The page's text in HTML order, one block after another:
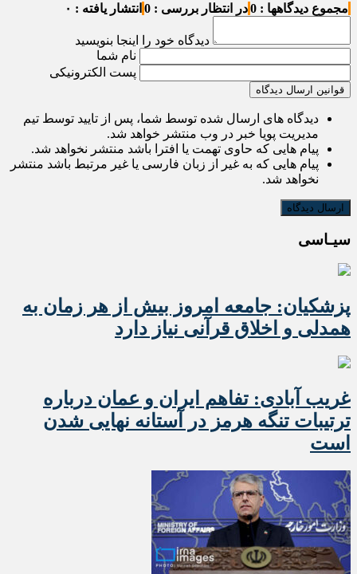
مجموع دیدگاهها : 0 در انتظار بررسی : 0 انتشار یافته : ۰
دیدگاه خود را اینجا بنویسید
نام شما
پست الکترونیکی
قوانین ارسال دیدگاه
دیدگاه های ارسال شده توسط شما، پس از تایید توسط تیم
مدیریت پویا خبر در وب منتشر خواهد شد.
پیام هایی که حاوی تهمت یا افترا باشد منتشر نخواهد شد.
پیام هایی که به غیر از زبان فارسی یا غیر مرتبط باشد منتشر
نخواهد شد.
سیـاسی
پزشکیان: جامعه امروز بیش از هر زمان به
همدلی و اخلاق قرآنی نیاز دارد
غریب آبادی: تفاهم ایران و عمان درباره
ترتیبات تنگه هرمز در آستانه نهایی شدن
است